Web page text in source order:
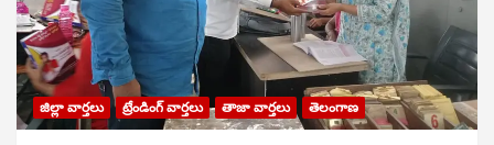
జిల్లా వార్తలు ట్రేండింగ్ వార్తలు తాజా వార్తలు తెలంగాణ